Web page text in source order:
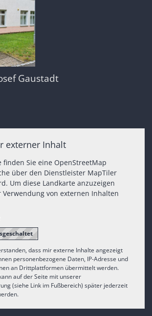
Gaustadt
externer Inhalt
finden Sie eine OpenStreetMap
über den Dienstleister MapTiler
Um diese Landkarte anzuzeigen
Verwendung von externen Inhalten
dass mir externe Inhalte angezeigt
personenbezogene Daten, IP-Adresse und
an Drittplattformen übermittelt werden.
auf der Seite mit unserer
(siehe Link im Fußbereich) später jederzeit